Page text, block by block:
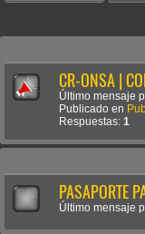
CR-ONSA |
Último mensaje
Publicado en
Respuestas: 1
PASAPORTE
Último mensaje